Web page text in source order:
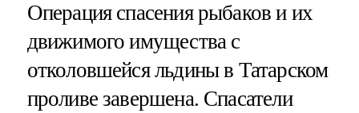
Операция спасения рыбаков и их
движимого имущества с
отколовшейся льдины в Татарском
проливе завершена. Спасатели